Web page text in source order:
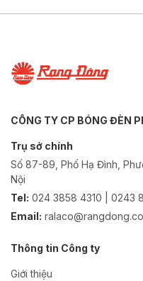
CÔNG TY CP BÓNG ĐÈN
Trụ sở chính
Số 87-89, Phố Hạ Đình,
Nội
Tel: 024 3858 4310 | 0243
Email:
Thông tin Công ty
Giới thiệu